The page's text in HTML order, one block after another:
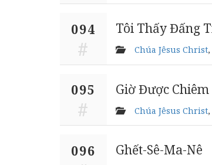
094 Tôi Thấy Đấng
Chúa Jêsus Christ,
095 Giờ Được
Chúa Jêsus Christ,
096 Ghết-Sê-Ma-Nê